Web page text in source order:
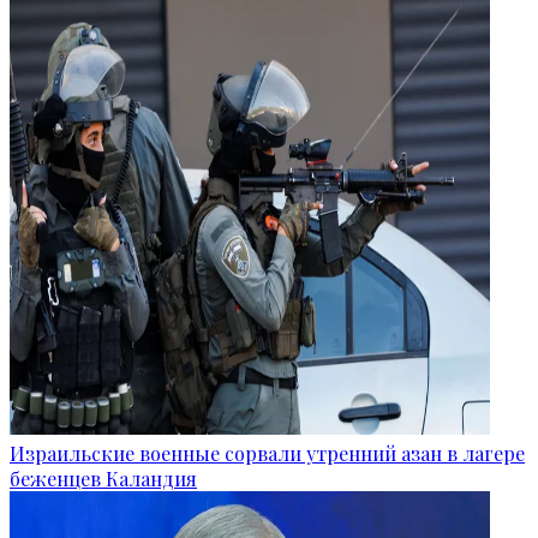
Израильские военные сорвали утренний азан в лагере
беженцев Каландия